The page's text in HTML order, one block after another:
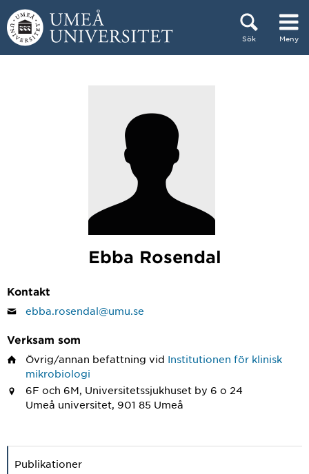
Hoppa direkt till innehållet
Sök Meny
Ebba Rosendal
Kontakt
ebba.rosendal@umu.se
Verksam som
Övrig/annan befattning vid Institutionen för klinisk
mikrobiologi
6F och 6M, Universitetssjukhuset by 6 o 24
Umeå universitet, 901 85 Umeå
Publikationer